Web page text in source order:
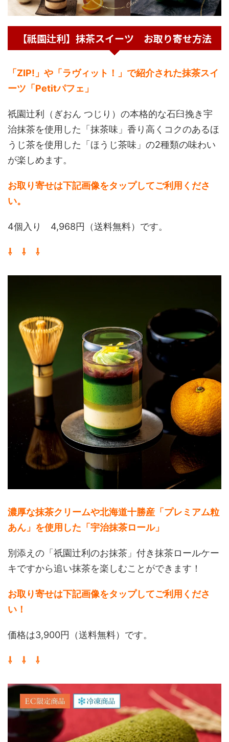
【祇園辻利】抹茶スイーツ お取り寄せ方法
「ZIP!」や「ラヴィット！」で紹介された抹茶スイ
ーツ「Petitパフェ」
祇園辻利（ぎおん つじり）の本格的な石臼挽き宇
治抹茶を使用した「抹茶味」香り高くコクのあるほ
うじ茶を使用した「ほうじ茶味」の2種類の味わい
が楽しめます。
お取り寄せは下記画像をタップしてご利用くださ
い。
4個入り 4,968円（送料無料）です。
⇩ ⇩ ⇩
濃厚な抹茶クリームや北海道十勝産「プレミアム粒
あん」を使用した「宇治抹茶ロール」
別添えの「祇園辻利のお抹茶」付き抹茶ロールケー
キですから追い抹茶を楽しむことができます！
お取り寄せは下記画像をタップしてご利用くださ
い！
価格は3,900円（送料無料）です。
⇩ ⇩ ⇩